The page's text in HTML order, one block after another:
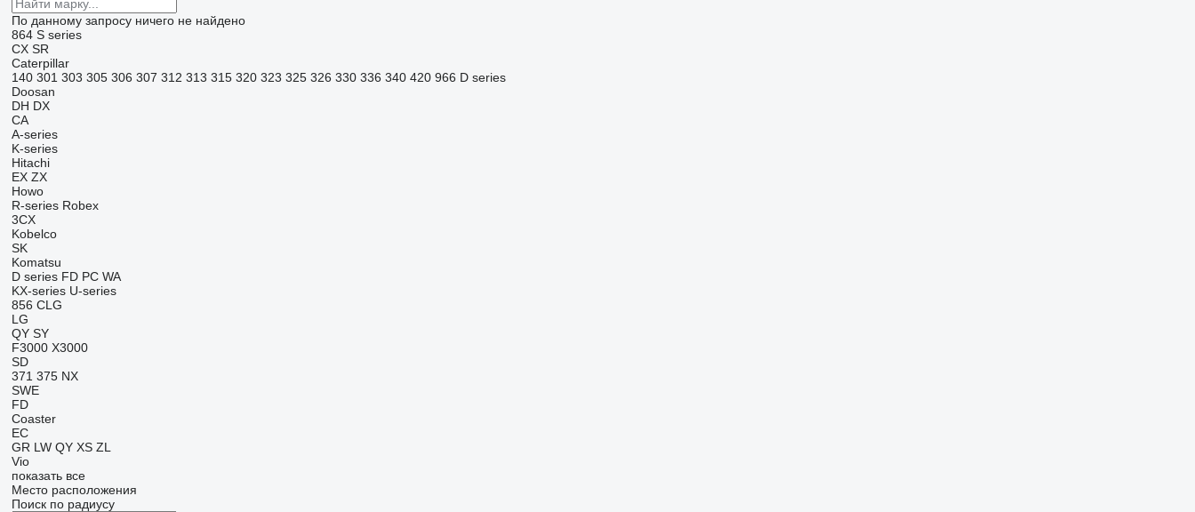
По данному запросу ничего не найдено
864 S series
CX SR
Caterpillar
140 301 303 305 306 307 312 313 315 320 323 325 326 330 336 340 420 966 D series
Doosan
DH DX
CA
A-series
K-series
Hitachi
EX ZX
Howo
R-series Robex
3CX
Kobelco
SK
Komatsu
D series FD PC WA
KX-series U-series
856 CLG
LG
QY SY
F3000 X3000
SD
371 375 NX
SWE
FD
Coaster
EC
GR LW QY XS ZL
Vio
показать все
Место расположения
Поиск по радиусу